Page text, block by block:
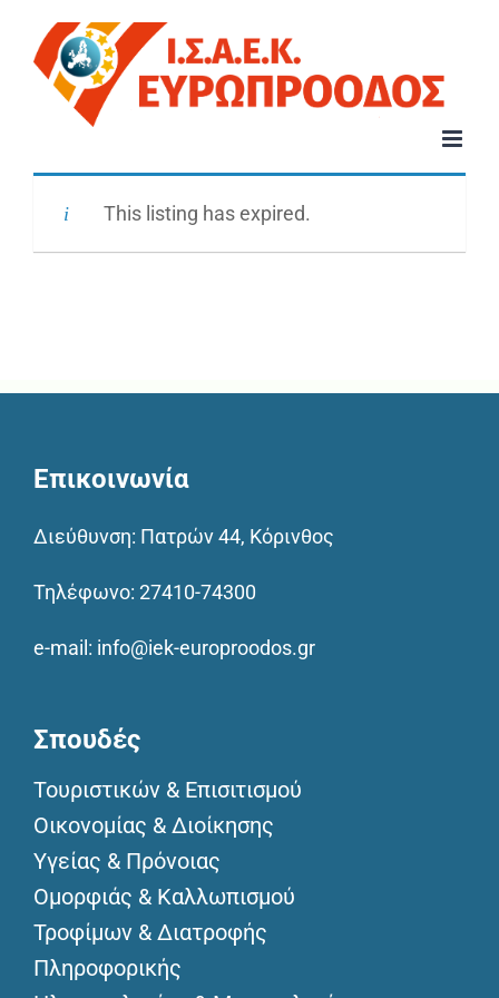
περιεχόμενο
This listing has expired.
Επικοινωνία
Διεύθυνση: Πατρών 44, Κόρινθος
Τηλέφωνο: 27410-74300
e-mail: info@iek-europroodos.gr
Σπουδές
Τουριστικών & Επισιτισμού
Οικονομίας & Διοίκησης
Υγείας & Πρόνοιας
Ομορφιάς & Καλλωπισμού
Τροφίμων & Διατροφής
Πληροφορικής